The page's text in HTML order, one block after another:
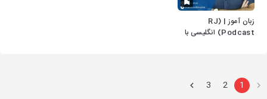
زبان آموز | (RJ
Podcast) انگلیسی با
1
2
3